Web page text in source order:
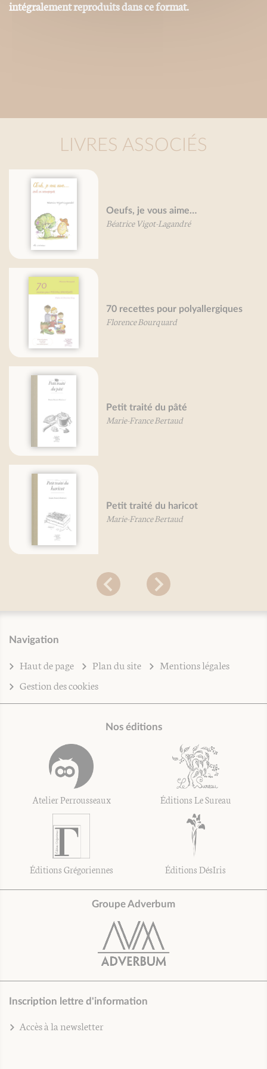
intégralement reproduits dans ce format.
LIVRES ASSOCIÉS
Vigot-Lagandré
recettes pour polyallergiques
Bourquard
France Bertaud
France Bertaud
Navigation
Haut de page Plan du site
Mentions légales
Gestion des cookies
Nos éditions
Atelier Perrousseaux Éditions Le Sureau
Éditions Grégoriennes Éditions DésIris
Groupe Adverbum
Inscription lettre d'information
Accès à la newsletter